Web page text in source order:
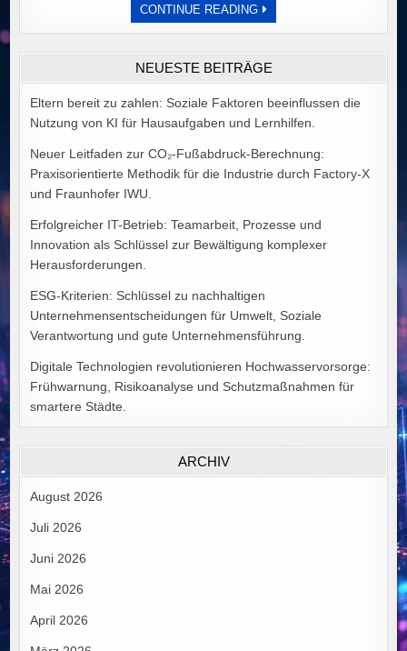
CONTINUE READINGDER
PREIS
POLITISCHER
VON
ALEX
NEUESTE BEITRÄGE
Eltern bereit zu zahlen: Soziale Faktoren beeinflussen die
Nutzung von KI für Hausaufgaben und Lernhilfen.
Neuer Leitfaden zur CO₂-Fußabdruck-Berechnung:
Praxisorientierte Methodik für die Industrie durch Factory-X
und Fraunhofer IWU.
Erfolgreicher IT-Betrieb: Teamarbeit, Prozesse und
Innovation als Schlüssel zur Bewältigung komplexer
Herausforderungen.
ESG-Kriterien: Schlüssel zu nachhaltigen
Unternehmensentscheidungen für Umwelt, Soziale
Verantwortung und gute Unternehmensführung.
Digitale Technologien revolutionieren Hochwasservorsorge:
Frühwarnung, Risikoanalyse und Schutzmaßnahmen für
smartere Städte.
ARCHIV
August 2026
Juli 2026
Juni 2026
Mai 2026
April 2026